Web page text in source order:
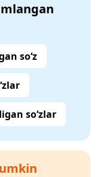
so‘z
so‘zlar